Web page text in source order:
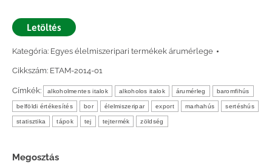
Letöltés
Kategória: Egyes élelmiszeripari termékek árumérlege
Cikkszám: ETAM-2014-01
Címkék: alkoholmentes italok alkoholos italok árumérleg baromfihús
belföldi értékesítés bor élelmiszeripar export marhahús sertéshús
statisztika tápok tej tejtermék zöldség
Megosztás